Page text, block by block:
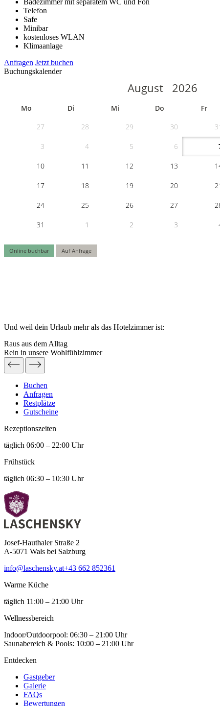
Telefon
Safe
Minibar
kostenloses WLAN
Klimaanlage
Anfragen Jetzt buchen
Buchungskalender
Und weil dein Urlaub mehr als das Hotelzimmer ist:
Raus aus dem Alltag
Rein in unsere Wohlfühlzimmer
Buchen
Anfragen
Restplätze
Gutscheine
Rezeptions­zeiten
täglich 06:00 – 22:00 Uhr
Frühstück
täglich 06:30 – 10:30 Uhr
Josef-Hauthaler Straße 2
A-5071 Wals bei Salzburg
info@laschensky.at+43 662 852361
Warme Küche
täglich 11:00 – 21:00 Uhr
Wellness­bereich
Indoor/Outdoorpool: 06:30 – 21:00 Uhr
Saunabereich & Pools: 10:00 – 21:00 Uhr
Entdecken
Gastgeber
Galerie
FAQs
Bewertungen